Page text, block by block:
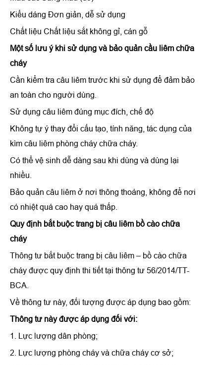
Kiểu dáng Đơn giản, dễ sử dụng
Chất liệu Chất liệu sắt không gỉ, cán gỗ
Một số lưu ý khi sử dụng và bảo quản cầu liêm chữa
cháy
Cần kiểm tra câu liêm trước khi sử dụng để đảm bảo
an toàn cho người dùng.
Sử dụng câu liêm đúng mục đích, chế độ
Không tự ý thay đổi cấu tạo, tính năng, tác dụng của
kìm câu liêm phòng cháy chữa cháy.
Có thể vệ sinh dễ dàng sau khi dùng và dùng lại
nhiều.
Bảo quản câu liêm ở nơi thông thoáng, không để nơi
có nhiệt quá cao hay quá thấp.
Quy định bắt buộc trang bị câu liêm bồ cào chữa
cháy
Thông tư bắt buộc trang bị câu liêm – bồ cào chữa
cháy được quy định thi tiết tại thông tư 56/2014/TT-
BCA.
Về thông tư này, đối tượng được áp dụng bao gồm:
Thông tư này được áp dụng đối với:
1. Lực lượng dân phòng;
2. Lực lượng phòng cháy và chữa cháy cơ sở;